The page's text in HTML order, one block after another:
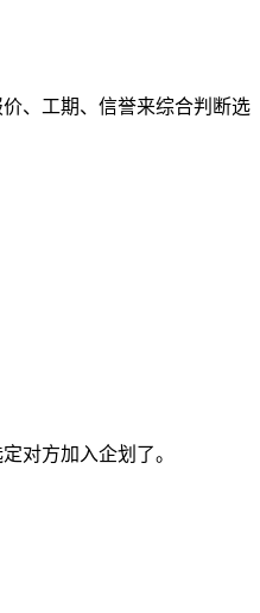
、工期、信誉来综合判断选
对方加入企划了。